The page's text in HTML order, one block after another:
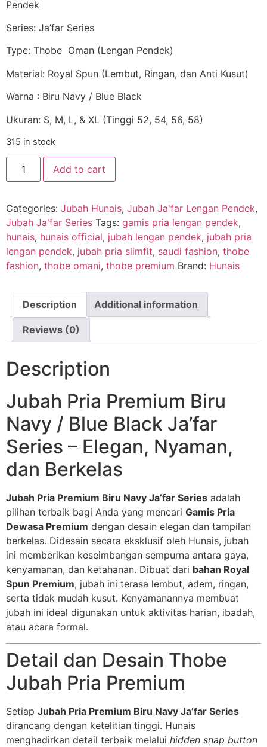
Pendek
Series: Ja’far Series
Type: Thobe Oman (Lengan Pendek)
Material: Royal Spun (Lembut, Ringan, dan Anti Kusut)
Warna : Biru Navy / Blue Black
Ukuran: S, M, L, & XL (Tinggi 52, 54, 56, 58)
315 in stock
Add to cart
Categories: Jubah Hunais, Jubah Ja'far Lengan Pendek,
Jubah Ja'far Series Tags: gamis pria lengan pendek,
hunais, hunais official, jubah lengan pendek, jubah pria
lengan pendek, jubah pria slimfit, saudi fashion, thobe
fashion, thobe omani, thobe premium Brand: Hunais
Description Additional information
Reviews (0)
Description
Jubah Pria Premium Biru
Navy / Blue Black Ja’far
Series – Elegan, Nyaman,
dan Berkelas
Jubah Pria Premium Biru Navy Ja’far Series adalah
pilihan terbaik bagi Anda yang mencari Gamis Pria
Dewasa Premium dengan desain elegan dan tampilan
berkelas. Didesain secara eksklusif oleh Hunais, jubah
ini memberikan keseimbangan sempurna antara gaya,
kenyamanan, dan ketahanan. Dibuat dari bahan Royal
Spun Premium, jubah ini terasa lembut, adem, ringan,
serta tidak mudah kusut. Kenyamanannya membuat
jubah ini ideal digunakan untuk aktivitas harian, ibadah,
atau acara formal.
Detail dan Desain Thobe
Jubah Pria Premium
Setiap Jubah Pria Premium Biru Navy Ja’far Series
dirancang dengan ketelitian tinggi. Hunais
menghadirkan detail terbaik melalui hidden snap button